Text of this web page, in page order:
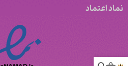
نماد اعتماد